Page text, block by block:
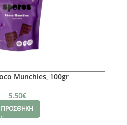
Munchies, 100gr
5.50€
ΠΡΟΣΘΗΚΗ